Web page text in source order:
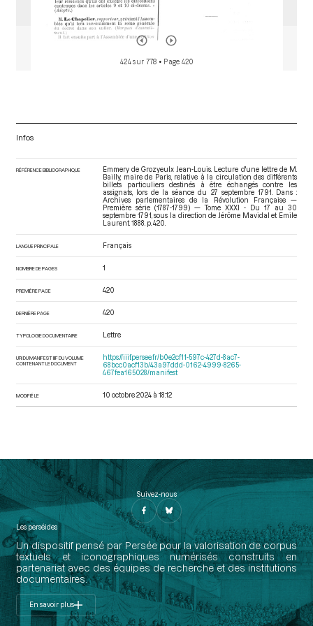
424 sur 778 • Page 420
Infos
RÉFÉRENCE BIBLIOGRAPHIQUE
Emmery de Grozyeulx Jean-Louis. Lecture d'une lettre de M.
Bailly, maire de Paris, relative à la circulation des différents
billets particuliers destinés à être échangés contre les
assignats, lors de la séance du 27 septembre 1791. Dans :
Archives parlementaires de la Révolution Française —
Première série (1787-1799) — Tome XXXI - Du 17 au 30
septembre 1791 , sous la direction de Jérôme Mavidal et Emile
Laurent. 1888. p. 420.
LANGUE PRINCIPALE Français
NOMBRE DE PAGES 1
PREMIÈRE PAGE 420
DERNIÈRE PAGE 420
TYPOLOGIE DOCUMENTAIRE Lettre
URI DU MANIFEST IIIF DU VOLUME
CONTENANT LE DOCUMENT
https://iiif.persee.fr/b0e2cf11-597c-427d-8ac7-
68bcc0acf13b/43a97ddd-0162-4999-8265-
467fea165028/manifest
MODIFIÉ LE 10 octobre 2024 à 18:12
Suivez-nous
Les perséides
Un dispositif pensé par Persée pour la valorisation de corpus
textuels et iconographiques numérisés construits en
partenariat avec des équipes de recherche et des institutions
documentaires.
En savoir plus